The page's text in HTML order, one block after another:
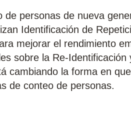
de personas de nueva
Identificación de
mejorar el rendimiento
sobre la Re-Identificación
cambiando la forma en
de conteo de personas.